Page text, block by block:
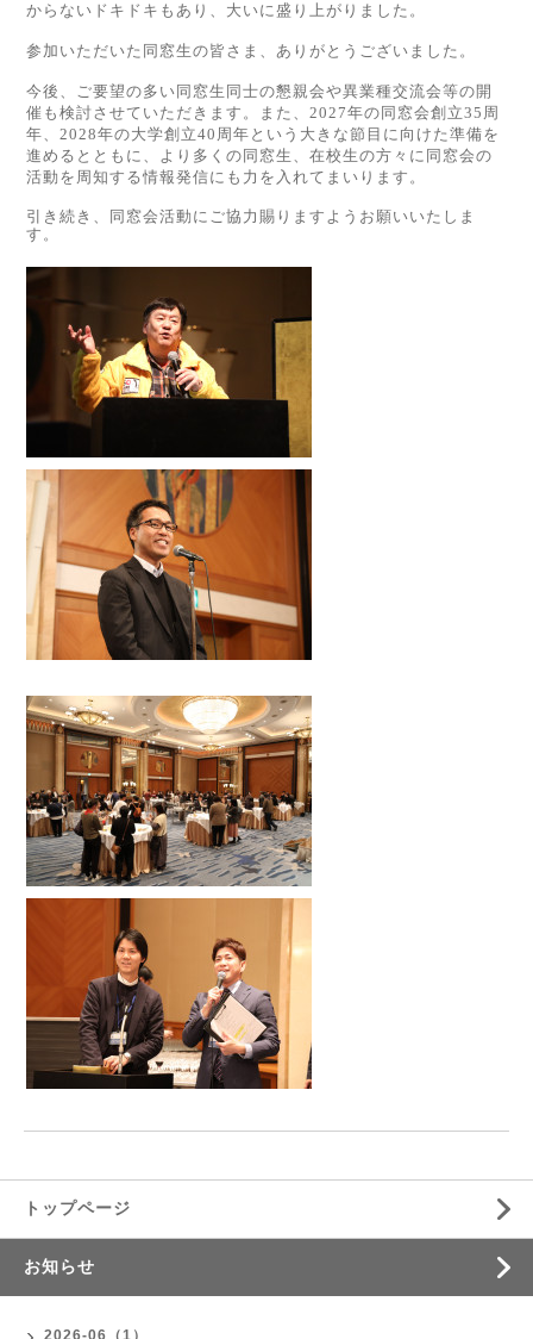
からないドキドキもあり、大いに盛り上がりました。
参加いただいた同窓生の皆さま、ありがとうございました。
今後、ご要望の多い同窓生同士の懇親会や異業種交流会等の開
催も検討させていただきます。また、2027年の同窓会創立35周
年、2028年の大学創立40周年という大きな節目に向けた準備を
進めるとともに、より多くの同窓生、在校生の方々に同窓会の
活動を周知する情報発信にも力を入れてまいります。
引き続き、同窓会活動にご協力賜りますようお願いいたしま
す。
トップページ
お知らせ
2026-06（1）